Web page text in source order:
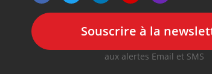
Souscrire à la
aux alertes Email et SMS